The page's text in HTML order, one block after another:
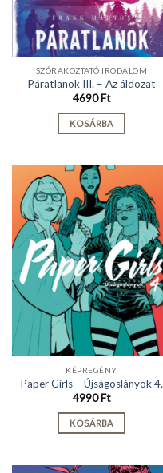
SZÓRAKOZTATÓ IRODALOM
Páratlanok III. – Az áldozat
4690Ft
KOSÁRBA
KÉPREGÉNY
Paper Girls – Újságoslányok 4.
4990Ft
KOSÁRBA